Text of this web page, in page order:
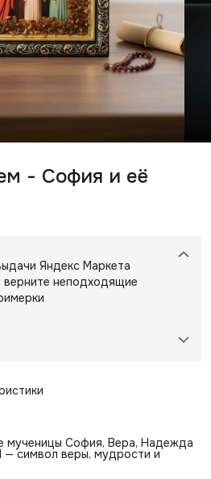
- София и её
Яндекс Маркета
неподходящие
мученицы София, Вера, Надежда
— символ веры, мудрости и